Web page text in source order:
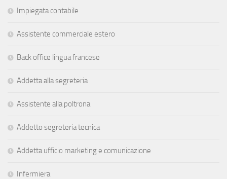
Impiegata contabile
Assistente commerciale estero
Back office lingua francese
Addetta alla segreteria
Assistente alla poltrona
Addetto segreteria tecnica
Addetta ufficio marketing e comunicazione
Infermiera